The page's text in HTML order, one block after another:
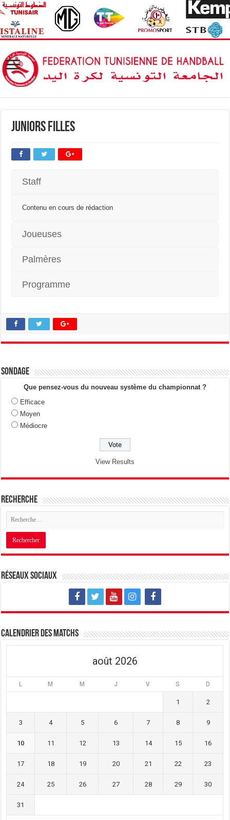
Juniors Filles
Staff
Contenu en cours de rédaction
Joueuses
Palmères
Programme
Sondage
Que pensez-vous du nouveau système du championnat ?
Efficace
Moyen
Médiocre
View Results
Recherche
Réseaux sociaux
Calendrier des matchs
août 2026
L M M J V S D
1 2
3 4 5 6 7 8 9
10 11 12 13 14 15 16
17 18 19 20 21 22 23
24 25 26 27 28 29 30
31